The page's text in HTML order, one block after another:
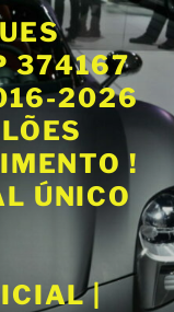
374167
2026
!
ÚNICO
|